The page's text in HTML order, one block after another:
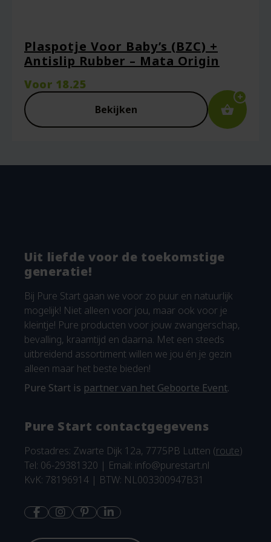
Plaspotje Voor Baby’s (BZC) +
Antislip Rubber – Mata Origin
Voor 18.25
Bekijken
Uit liefde voor de toekomstige
generatie!
Bij Pure Start gaan we voor zo puur en natuurlijk
mogelijk! Niet alleen voor jou, maar ook voor je
kleintje! Pure producten voor jouw zwangerschap,
bevalling, kraamtijd en daarna. Met een steeds
uitbreidend assortiment willen we jou én je gezin
alleen maar het beste bieden!
Pure Start is partner van het Geboorte Event.
Pure Start contactgegevens
Postadres: Zwarte Dijk 12a, 7775PB Lutten (route)
Tel: 06-29381320 | Email: info@purestart.nl
KvK: 78196914 | BTW: NL003300947B31